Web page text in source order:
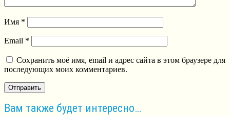
Имя *
Email *
Сохранить моё имя, email и адрес сайта в этом браузере для
последующих моих комментариев.
Вам также будет интересно…